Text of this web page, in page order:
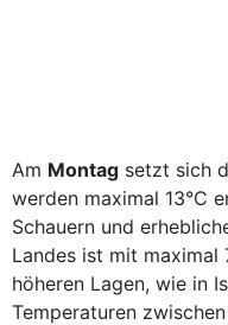
Am Montag setzt sich
werden maximal 13°C
Schauern und
Landes ist mit maximal
höheren Lagen, wie in
Temperaturen